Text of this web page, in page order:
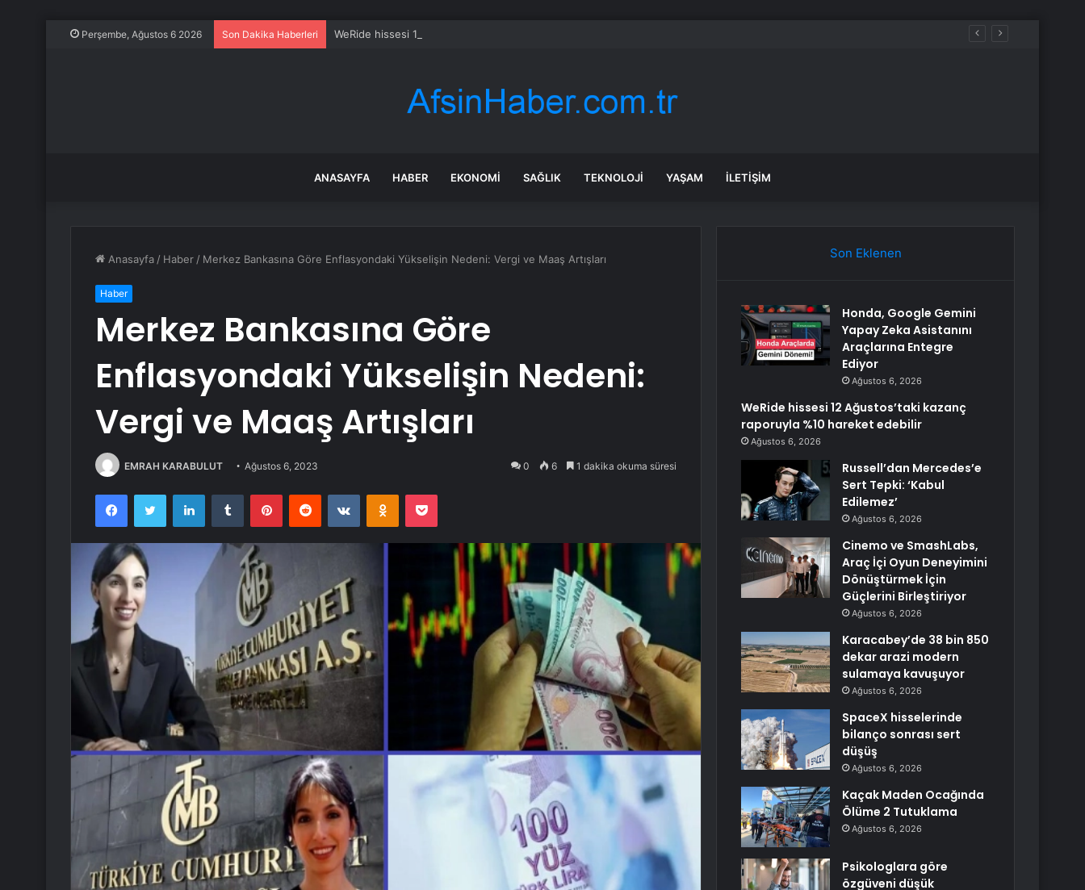
Perşembe, Ağustos 6 2026 Son Dakika Haberleri WeRide hissesi 12 Ağustos’taki kazanç raporuyla %10 hareket edebilir
ANASAYFA HABER EKONOMI SAĞLIK TEKNOLOJI YAŞAM İLETIŞIM
Anasayfa / Haber / Merkez Bankasına Göre Enflasyondaki Yükselişin Nedeni: Vergi ve Maaş Artışları
Haber
Merkez Bankasına Göre
Enflasyondaki Yükselişin Nedeni:
Vergi ve Maaş Artışları
EMRAH KARABULUT Ağustos 6, 2023 0 6 1 dakika okuma süresi
FacebookTwitter LinkedInTumblr PinterestReddit VKontakteOdnoklassniki
Pocket
Son Eklenen
Honda, Google Gemini
Yapay Zeka Asistanını
Araçlarına Entegre
Ediyor
Ağustos 6, 2026
WeRide hissesi 12 Ağustos’taki kazanç
raporuyla %10 hareket edebilir
Ağustos 6, 2026
Russell’dan Mercedes’e
Sert Tepki: ‘Kabul
Edilemez’
Ağustos 6, 2026
Cinemo ve SmashLabs,
Araç İçi Oyun Deneyimini
Dönüştürmek İçin
Güçlerini Birleştiriyor
Ağustos 6, 2026
Karacabey’de 38 bin 850
dekar arazi modern
sulamaya kavuşuyor
Ağustos 6, 2026
SpaceX hisselerinde
bilanço sonrası sert
düşüş
Ağustos 6, 2026
Kaçak Maden Ocağında
Ölüme 2 Tutuklama
Ağustos 6, 2026
Psikologlara göre
özgüveni düşük